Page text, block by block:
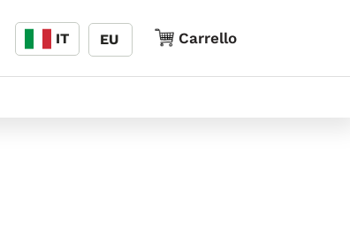
Lingua
IT EU Carrello
Carrello